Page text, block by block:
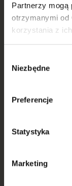
Partnerzy mogą
otrzymanymi od
korzystania z ich
zgody
Niezbędne
Preferencje
Statystyka
Marketing
Portal DAFilms.pl
współpracy 7
jest